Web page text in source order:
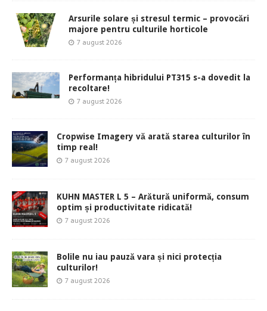
Arsurile solare și stresul termic – provocări
majore pentru culturile horticole
7 august 2026
Performanța hibridului PT315 s-a dovedit la
recoltare!
7 august 2026
Cropwise Imagery vă arată starea culturilor în
timp real!
7 august 2026
KUHN MASTER L 5 – Arătură uniformă, consum
optim și productivitate ridicată!
7 august 2026
Bolile nu iau pauză vara și nici protecția
culturilor!
7 august 2026